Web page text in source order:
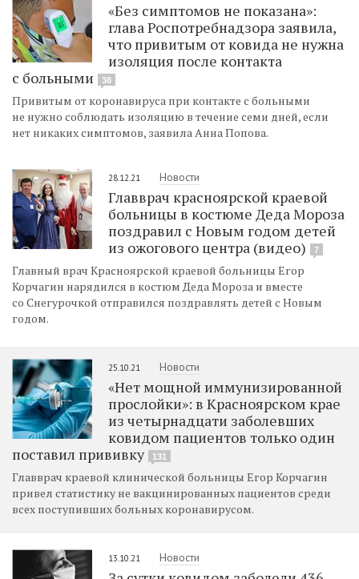
«Без симптомов не показана»:
глава Роспотребнадзора заявила,
что привитым от ковида не нужна
изоляция после контакта
с больными
38
Привитым от коронавируса при контакте с больными
не нужно соблюдать изоляцию в течение семи дней, если
нет никаких симптомов, заявила Анна Попова.
28.12.21 Новости
Главврач красноярской краевой
больницы в костюме Деда Мороза
поздравил с Новым годом детей
из ожогового центра (видео)
7
Главный врач Красноярской краевой больницы Егор
Корчагин нарядился в костюм Деда Мороза и вместе
со Снегурочкой отправился поздравлять детей с Новым
годом.
25.10.21 Новости
«Нет мощной иммунизированной
прослойки»: в Красноярском крае
из четырнадцати заболевших
ковидом пациентов только один
поставил прививку
131
Главврач краевой клинической больницы Егор Корчагин
привел статистику не вакцинированных пациентов среди
всех поступивших больных коронавирусом.
13.10.21 Новости